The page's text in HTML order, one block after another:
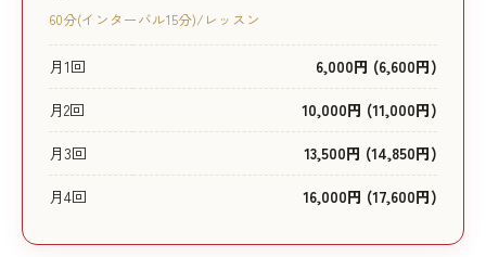
60分(インターバル15分)/レッスン
月1回
6,000円 (6,600円)
月2回
10,000円 (11,000円)
月3回
13,500円 (14,850円)
月4回
16,000円 (17,600円)